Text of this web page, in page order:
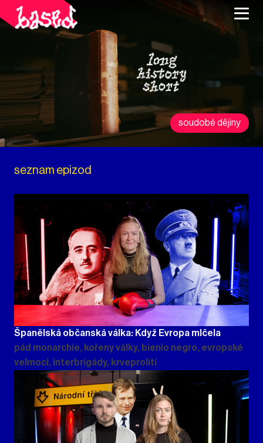
soudobé dějiny
seznam epizod
Španělská občanská válka: Když Evropa mlčela
pád monarchie, kořeny války, bienio negro, evropské
velmoci, interbrigády, krveprolití